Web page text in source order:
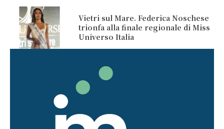
Vietri sul Mare. Federica Noschese
trionfa alla finale regionale di Miss
Universo Italia